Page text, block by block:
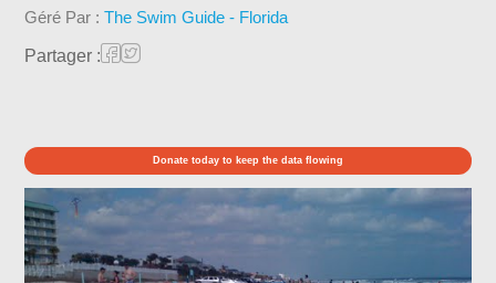
Géré Par :The Swim Guide - Florida
Partager :
Donate today to keep the data flowing